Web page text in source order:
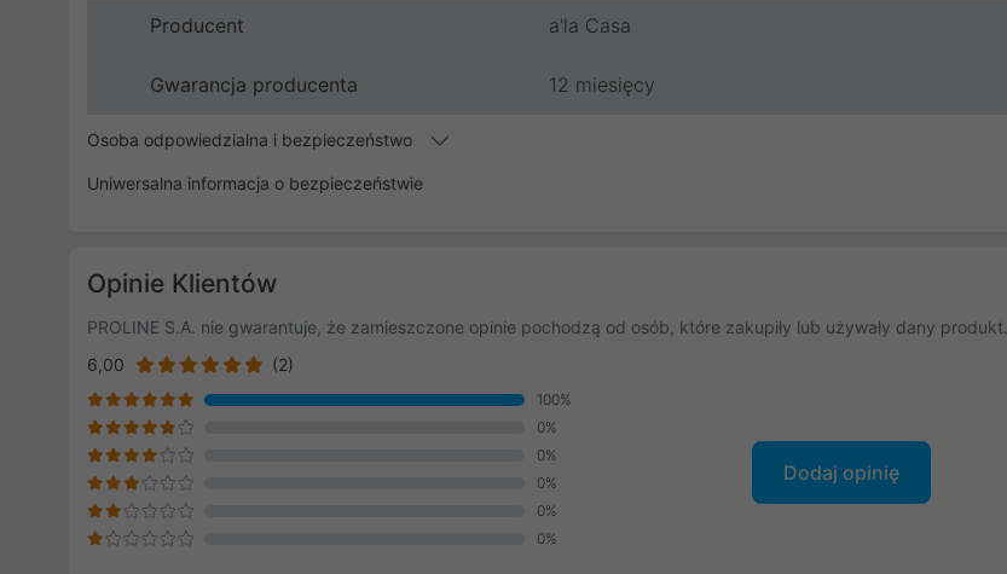
Producent a'la Casa
Gwarancja producenta 12 miesięcy
Osoba odpowiedzialna i bezpieczeństwo
Uniwersalna informacja o bezpieczeństwie
Opinie Klientów
PROLINE S.A. nie gwarantuje, że zamieszczone opinie pochodzą od osób, które zakupiły lub używały dany produkt.
6,00
(2)
100%
0%
0%
0%
0%
0%
Dodaj opinię